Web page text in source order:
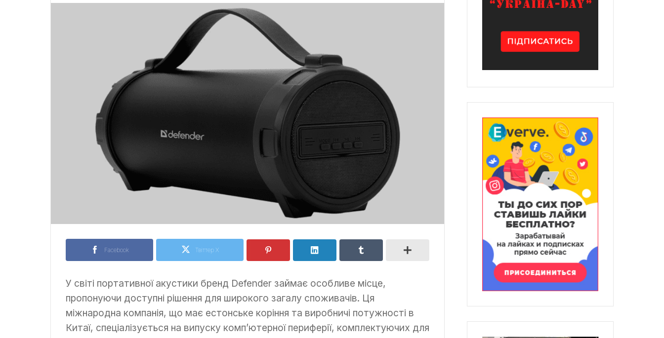
Facebook Твіттер X
У світі портативної акустики бренд Defender займає особливе місце,
пропонуючи доступні рішення для широкого загалу споживачів. Ця
міжнародна компанія, що має естонське коріння та виробничі потужності в
Китаї, спеціалізується на випуску комп’ютерної периферії, комплектуючих для